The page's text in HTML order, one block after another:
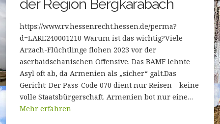
der Region Bergkarabach
https://www.rv.hessenrecht.hessen.de/perma?
d=LARE240001210 Warum ist das wichtig?Viele
Arzach-Flüchtlinge flohen 2023 vor der
aserbaidschanischen Offensive. Das BAMF lehnte
Asyl oft ab, da Armenien als „sicher“ galt.Das
Gericht: Der Pass-Code 070 dient nur Reisen – keine
volle Staatsbürgerschaft. Armenien bot nur eine…
Mehr erfahren